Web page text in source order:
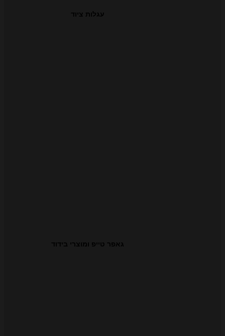
עגלות ציוד
גאפר טייפ ומוצרי בידוד